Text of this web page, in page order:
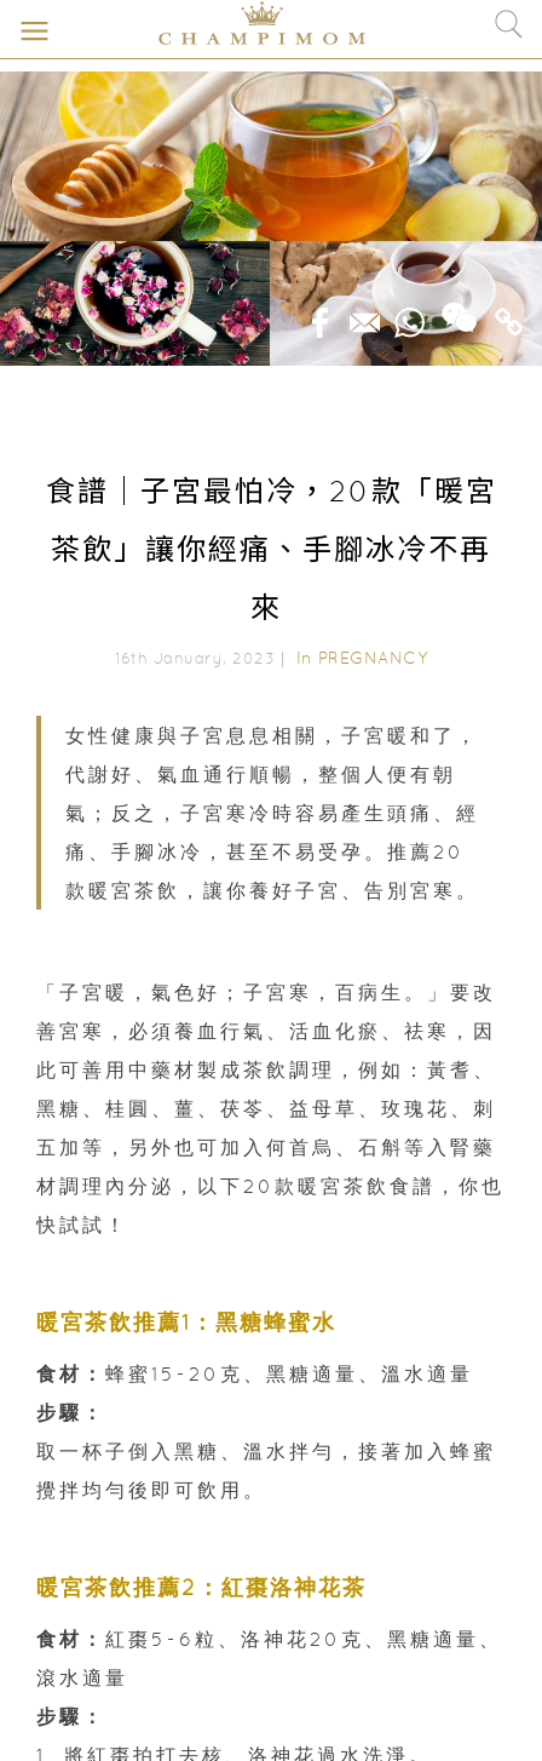
食譜｜子宮最怕冷，20款「暖宮
茶飲」讓你經痛、手腳冰冷不再
來
16th January, 2023｜ In PREGNANCY
女性健康與子宮息息相關，子宮暖和了，
代謝好、氣血通行順暢，整個人便有朝
氣；反之，子宮寒冷時容易產生頭痛、經
痛、手腳冰冷，甚至不易受孕。推薦20
款暖宮茶飲，讓你養好子宮、告別宮寒。
「子宮暖，氣色好；子宮寒，百病生。」要改
善宮寒，必須養血行氣、活血化瘀、祛寒，因
此可善用中藥材製成茶飲調理，例如：黃耆、
黑糖、桂圓、薑、茯苓、益母草、玫瑰花、刺
五加等，另外也可加入何首烏、石斛等入腎藥
材調理內分泌，以下20款暖宮茶飲食譜，你也
快試試！
暖宮茶飲推薦1：黑糖蜂蜜水
食材： 蜂蜜15-20克、黑糖適量、溫水適量
步驟：
取一杯子倒入黑糖、溫水拌勻，接著加入蜂蜜
攪拌均勻後即可飲用。
暖宮茶飲推薦2：紅棗洛神花茶
食材： 紅棗5-6粒、洛神花20克、黑糖適量、
滾水適量
步驟：
1. 將紅棗拍打去核、洛神花過水洗淨。